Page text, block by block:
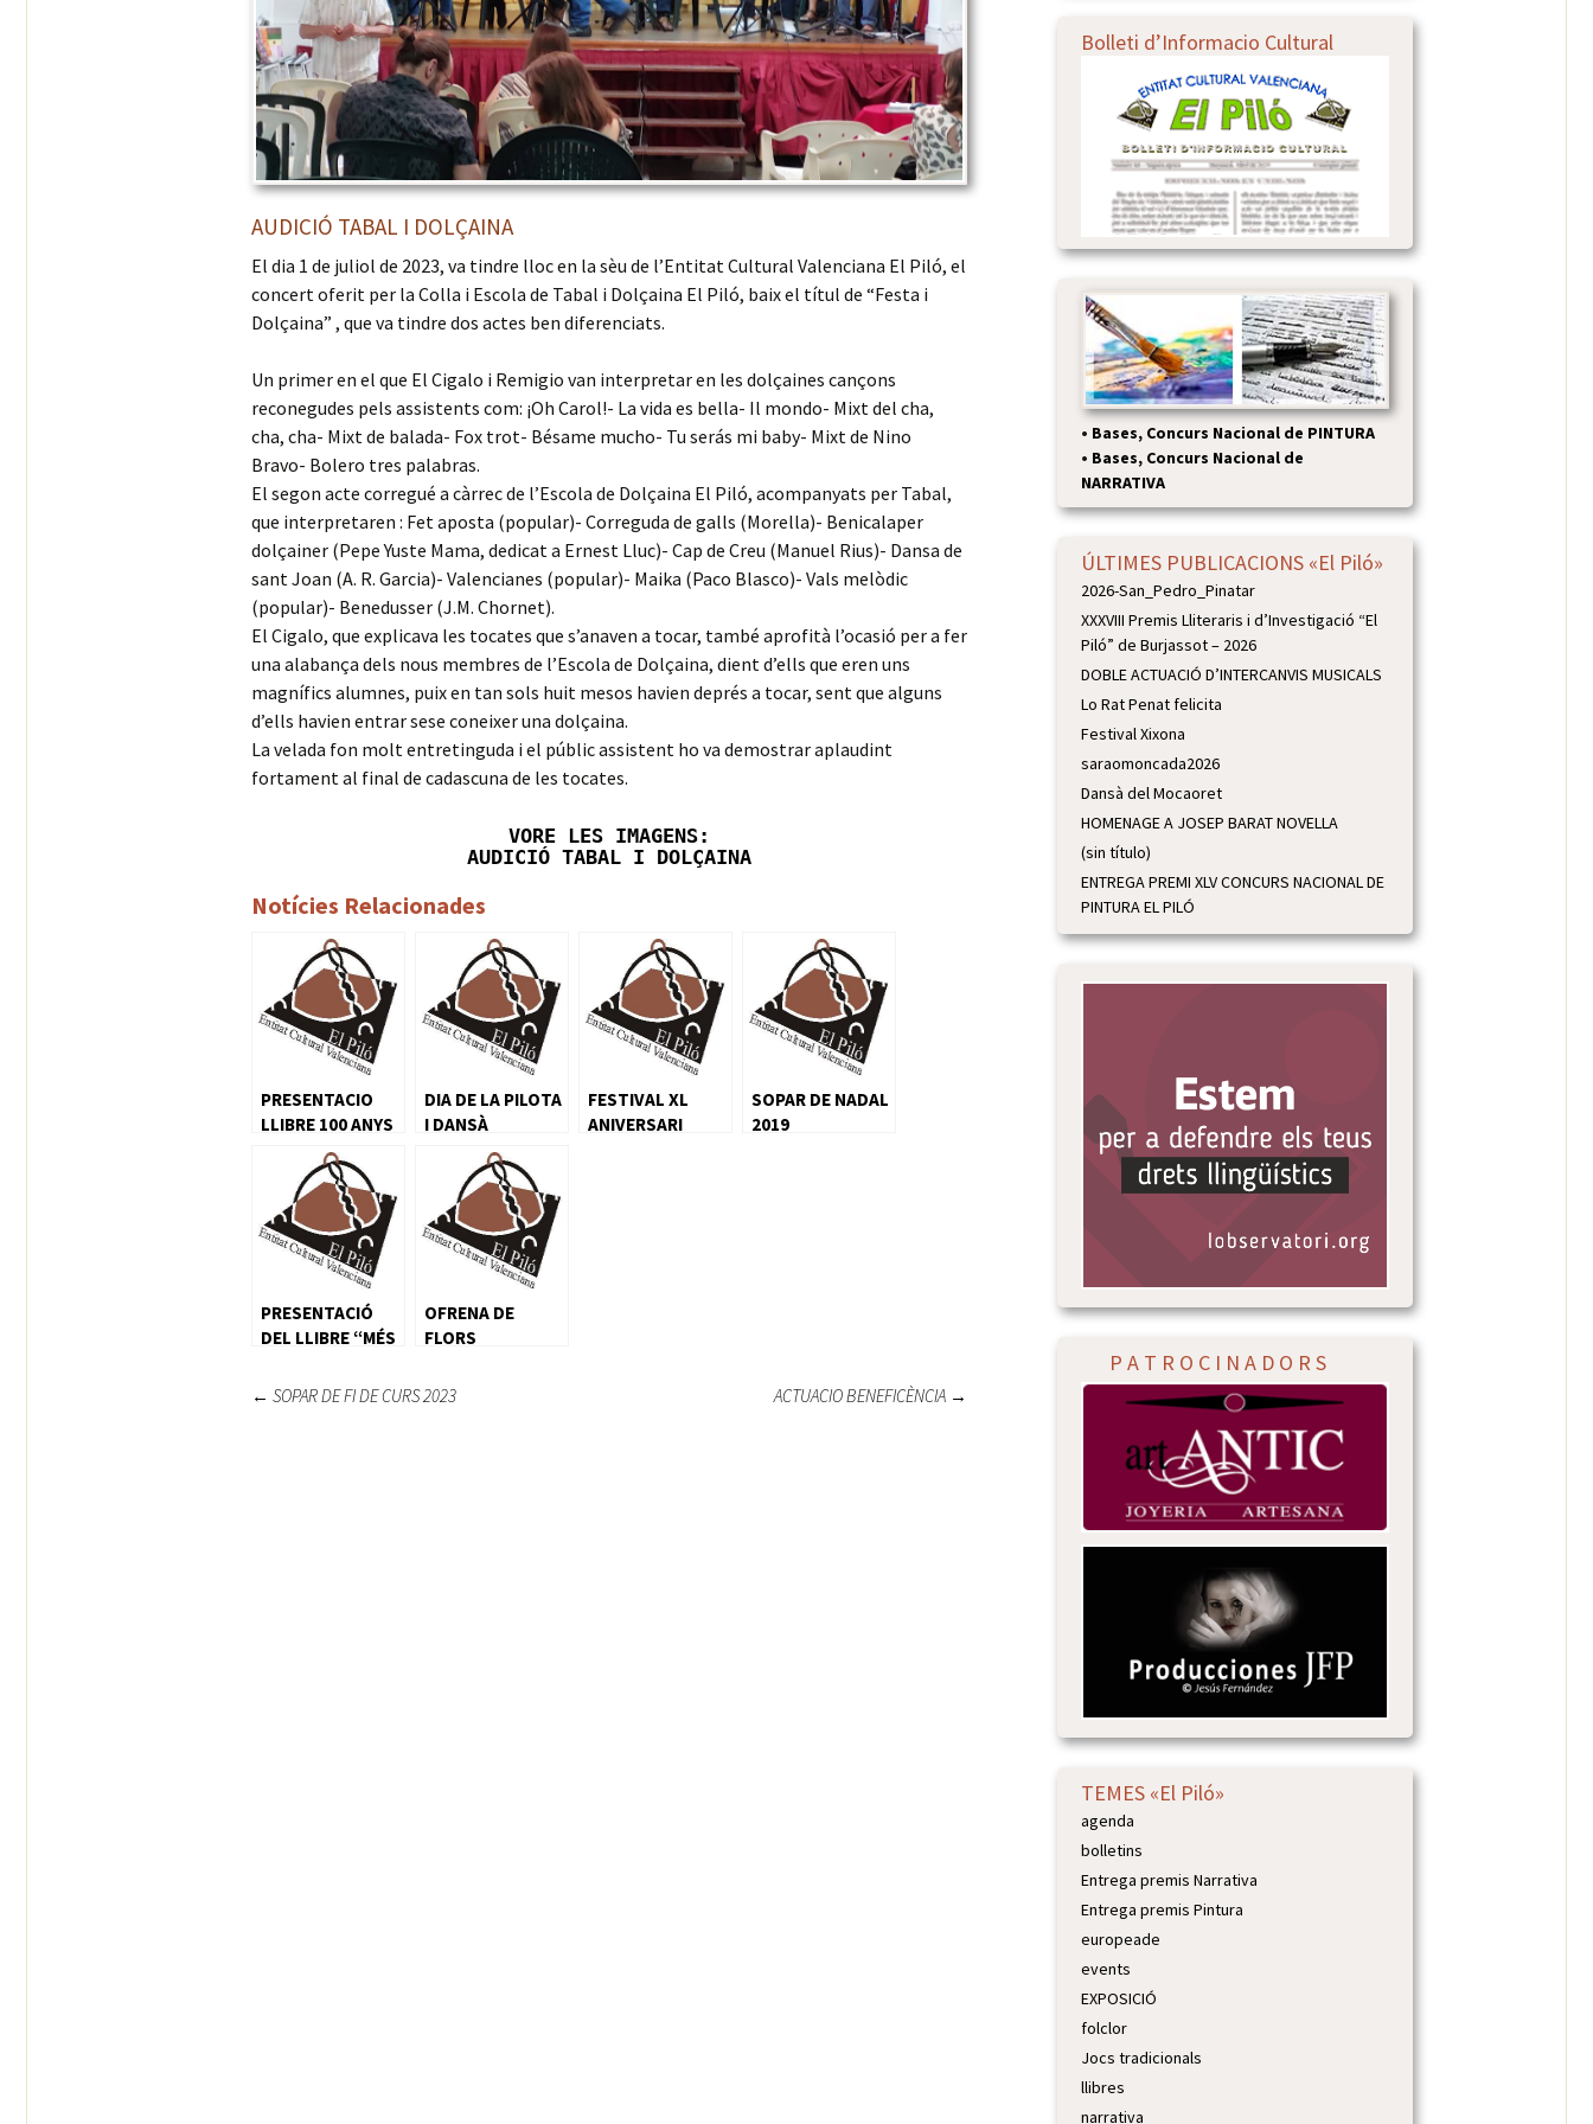
AUDICIÓ TABAL I DOLÇAINA
El dia 1 de juliol de 2023, va tindre lloc en la sèu de l’Entitat Cultural Valenciana El Piló, el
concert oferit per la Colla i Escola de Tabal i Dolçaina El Piló, baix el títul de “Festa i
Dolçaina” , que va tindre dos actes ben diferenciats.
Un primer en el que El Cigalo i Remigio van interpretar en les dolçaines cançons
reconegudes pels assistents com: ¡Oh Carol!- La vida es bella- Il mondo- Mixt del cha,
cha, cha- Mixt de balada- Fox trot- Bésame mucho- Tu serás mi baby- Mixt de Nino
Bravo- Bolero tres palabras.
El segon acte corregué a càrrec de l’Escola de Dolçaina El Piló, acompanyats per Tabal,
que interpretaren : Fet aposta (popular)- Correguda de galls (Morella)- Benicalaper
dolçainer (Pepe Yuste Mama, dedicat a Ernest Lluc)- Cap de Creu (Manuel Rius)- Dansa de
sant Joan (A. R. Garcia)- Valencianes (popular)- Maika (Paco Blasco)- Vals melòdic
(popular)- Benedusser (J.M. Chornet).
El Cigalo, que explicava les tocates que s’anaven a tocar, també aprofità l’ocasió per a fer
una alabança dels nous membres de l’Escola de Dolçaina, dient d’ells que eren uns
magnífics alumnes, puix en tan sols huit mesos havien deprés a tocar, sent que alguns
d’ells havien entrar sese coneixer una dolçaina.
La velada fon molt entretinguda i el públic assistent ho va demostrar aplaudint
fortament al final de cadascuna de les tocates.
VORE LES IMAGENS:
AUDICIÓ TABAL I DOLÇAINA
Notícies Relacionades
PRESENTACIO
LLIBRE 100 ANYS
DE FALLES
DIA DE LA PILOTA
I DANSÀ
FESTIVAL XL
ANIVERSARI
SOPAR DE NADAL
2019
PRESENTACIÓ
DEL LLIBRE “MÉS
FOSCOR”
OFRENA DE
FLORS
← SOPAR DE FI DE CURS 2023 ACTUACIO BENEFICÈNCIA →
Bolleti d’Informacio Cultural
• Bases, Concurs Nacional de PINTURA
• Bases, Concurs Nacional de
NARRATIVA
ÚLTIMES PUBLICACIONS «El Piló»
2026-San_Pedro_Pinatar
XXXVIII Premis Lliteraris i d’Investigació “El
Piló” de Burjassot – 2026
DOBLE ACTUACIÓ D’INTERCANVIS MUSICALS
Lo Rat Penat felicita
Festival Xixona
saraomoncada2026
Dansà del Mocaoret
HOMENAGE A JOSEP BARAT NOVELLA
(sin título)
ENTREGA PREMI XLV CONCURS NACIONAL DE
PINTURA EL PILÓ
P A T R O C I N A D O R S
TEMES «El Piló»
agenda
bolletins
Entrega premis Narrativa
Entrega premis Pintura
europeade
events
EXPOSICIÓ
folclor
Jocs tradicionals
llibres
narrativa